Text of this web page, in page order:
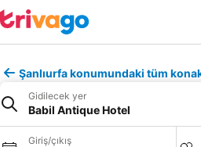
Şanlıurfa konumundaki tüm
Gidilecek yer
Babil Antique Hotel
Giriş/çıkış